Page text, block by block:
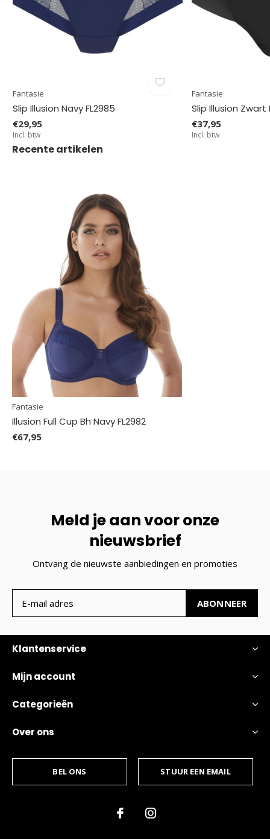
Fantasie
Slip Illusion Navy FL2985
€29,95
Incl. btw
Fantasie
Slip Illusion Zwart
€37,95
Incl. btw
Recente artikelen
Fantasie
Illusion Full Cup Bh Navy FL2982
€67,95
Meld je aan voor onze
nieuwsbrief
Ontvang de nieuwste aanbiedingen en promoties
ABONNEER
Klantenservice
Mijn account
Categorieën
Over ons
BEL ONS STUUR EEN EMAIL